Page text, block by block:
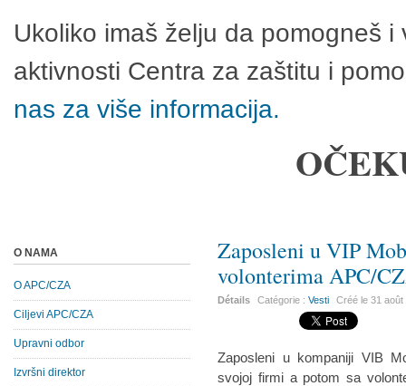
Ukoliko imaš želju da pomogneš
aktivnosti Centra za zaštitu i
nas za više informacija.
Zaposleni u VIP
volonterima APC/
Détails Catégorie :Vesti Créé le31 août
Zaposleni u kompaniji VIB
svojoj firmi a potom sa
O NAMA
O APC/CZA
Ciljevi APC/CZA
Upravni odbor
Izvršni direktor